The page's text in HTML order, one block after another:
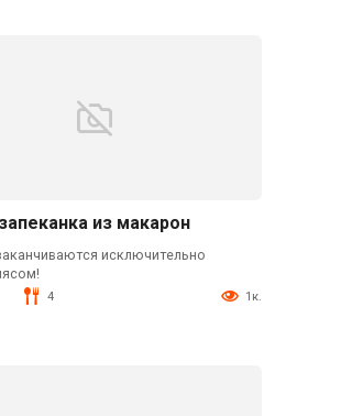
из макарон
исключительно
4 1к.